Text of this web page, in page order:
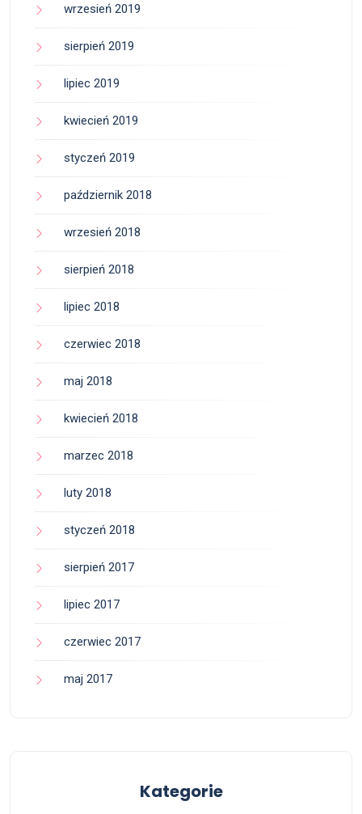
wrzesień 2019
sierpień 2019
lipiec 2019
kwiecień 2019
styczeń 2019
październik 2018
wrzesień 2018
sierpień 2018
lipiec 2018
czerwiec 2018
maj 2018
kwiecień 2018
marzec 2018
luty 2018
styczeń 2018
sierpień 2017
lipiec 2017
czerwiec 2017
maj 2017
Kategorie